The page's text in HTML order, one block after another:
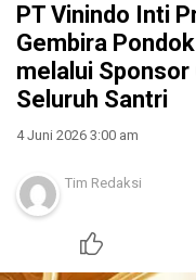
PT Vinindo Inti
Gembira
melalui
Seluruh Santri
4 Juni 2026 3:00 am
Tim Redaksi